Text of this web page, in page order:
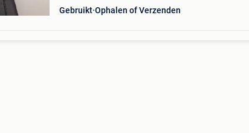
Gebruikt Ophalen of Verzenden